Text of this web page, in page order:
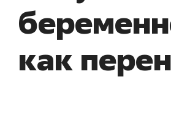
как
чем интересен